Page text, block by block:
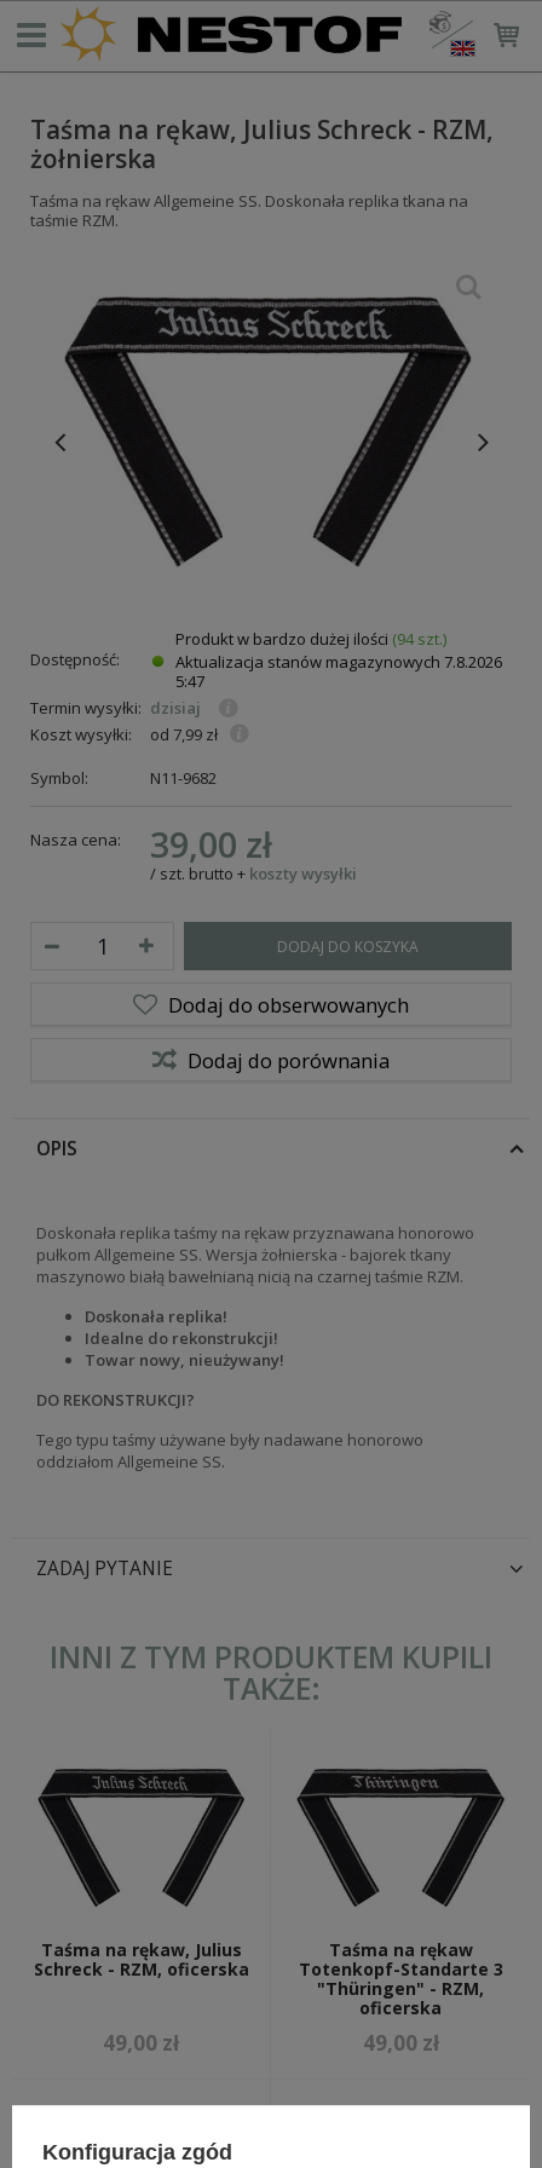
Taśma na rękaw, Julius Schreck - RZM,
żołnierska
Taśma na rękaw Allgemeine SS. Doskonała replika tkana na
taśmie RZM.
Dostępność:
Produkt w bardzo dużej ilości (94 szt.)
Aktualizacja stanów magazynowych 7.8.2026
5:47
Termin wysyłki: dzisiaj
Koszt wysyłki:
od 7,99 zł
Symbol:
N11-9682
Nasza cena: 39,00 zł
/ szt. brutto + koszty wysyłki
DODAJ DO KOSZYKA
Dodaj do obserwowanych
Dodaj do porównania
OPIS
Doskonała replika taśmy na rękaw przyznawana honorowo
pułkom Allgemeine SS. Wersja żołnierska - bajorek tkany
maszynowo białą bawełnianą nicią na czarnej taśmie RZM.
Doskonała replika!
Idealne do rekonstrukcji!
Towar nowy, nieużywany!
DO REKONSTRUKCJI?
Tego typu taśmy używane były nadawane honorowo
oddziałom Allgemeine SS.
ZADAJ PYTANIE
INNI Z TYM PRODUKTEM KUPILI
TAKŻE:
Taśma na rękaw, Julius
Schreck - RZM, oficerska
49,00 zł
Taśma na rękaw
Totenkopf-Standarte 3
"Thüringen" - RZM,
oficerska
49,00 zł
Konfiguracja zgód